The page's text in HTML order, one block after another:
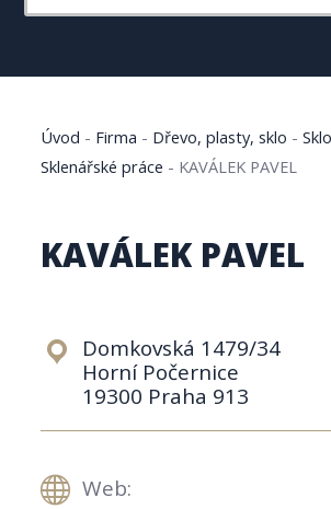
Úvod - Firma - Dřevo, plasty, sklo -
Sklenářské práce - KAVÁLEK PAVEL
KAVÁLEK PAVEL
Domkovská 1479/34
Horní Počernice
19300 Praha 913
Web: